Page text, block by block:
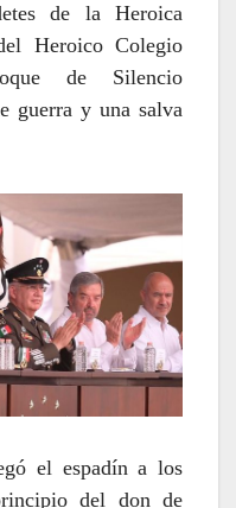
de la Heroica
Heroico Colegio
de Silencio
guerra y una salva
el espadín a los
del don de